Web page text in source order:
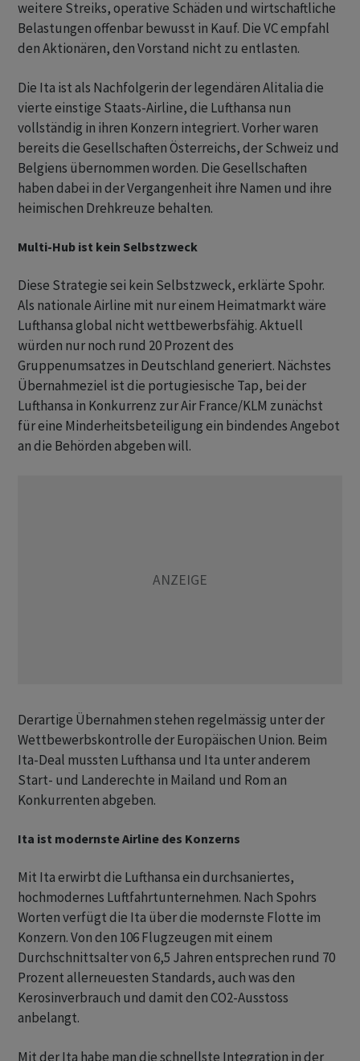
weitere Streiks, operative Schäden und wirtschaftliche
Belastungen offenbar bewusst in Kauf. Die VC empfahl
den Aktionären, den Vorstand nicht zu entlasten.
Die Ita ist als Nachfolgerin der legendären Alitalia die
vierte einstige Staats-Airline, die Lufthansa nun
vollständig in ihren Konzern integriert. Vorher waren
bereits die Gesellschaften Österreichs, der Schweiz und
Belgiens übernommen worden. Die Gesellschaften
haben dabei in der Vergangenheit ihre Namen und ihre
heimischen Drehkreuze behalten.
Multi-Hub ist kein Selbstzweck
Diese Strategie sei kein Selbstzweck, erklärte Spohr.
Als nationale Airline mit nur einem Heimatmarkt wäre
Lufthansa global nicht wettbewerbsfähig. Aktuell
würden nur noch rund 20 Prozent des
Gruppenumsatzes in Deutschland generiert. Nächstes
Übernahmeziel ist die portugiesische Tap, bei der
Lufthansa in Konkurrenz zur Air France/KLM zunächst
für eine Minderheitsbeteiligung ein bindendes Angebot
an die Behörden abgeben will.
Derartige Übernahmen stehen regelmässig unter der
Wettbewerbskontrolle der Europäischen Union. Beim
Ita-Deal mussten Lufthansa und Ita unter anderem
Start- und Landerechte in Mailand und Rom an
Konkurrenten abgeben.
Ita ist modernste Airline des Konzerns
Mit Ita erwirbt die Lufthansa ein durchsaniertes,
hochmodernes Luftfahrtunternehmen. Nach Spohrs
Worten verfügt die Ita über die modernste Flotte im
Konzern. Von den 106 Flugzeugen mit einem
Durchschnittsalter von 6,5 Jahren entsprechen rund 70
Prozent allerneuesten Standards, auch was den
Kerosinverbrauch und damit den CO2-Ausstoss
anbelangt.
Mit der Ita habe man die schnellste Integration in der